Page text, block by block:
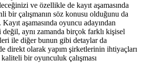
ve özellikle de kayıt aşamasında
bir çalışmanın söz konusu olduğunu da
Kayıt aşamasında oyuncu adayından
aynı zamanda birçok farklı kişisel
ile diğer bunun gibi detaylar da
direkt olarak yapım şirketlerinin ihtiyaçları
bir oyunculuk çalışması